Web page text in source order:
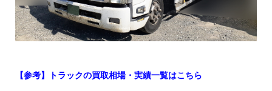
【参考】トラックの買取相場・実績一覧はこちら